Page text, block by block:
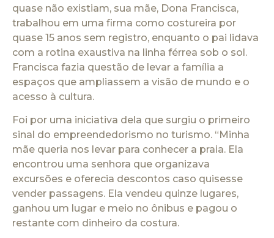
quase não existiam, sua mãe, Dona Francisca,
trabalhou em uma firma como costureira por
quase 15 anos sem registro, enquanto o pai lidava
com a rotina exaustiva na linha férrea sob o sol.
Francisca fazia questão de levar a família a
espaços que ampliassem a visão de mundo e o
acesso à cultura.
Foi por uma iniciativa dela que surgiu o primeiro
sinal do empreendedorismo no turismo. “Minha
mãe queria nos levar para conhecer a praia. Ela
encontrou uma senhora que organizava
excursões e oferecia descontos caso quisesse
vender passagens. Ela vendeu quinze lugares,
ganhou um lugar e meio no ônibus e pagou o
restante com dinheiro da costura.